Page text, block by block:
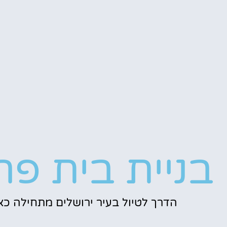
בניית בית
הדרך לטיול בעיר ירושלים מתחילה